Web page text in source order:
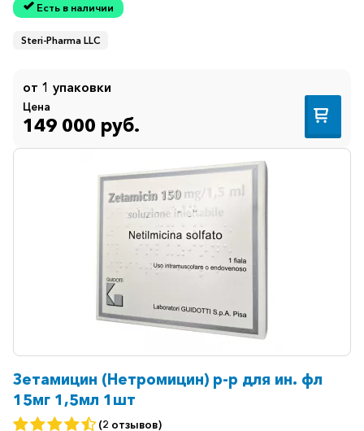
Есть в наличии
Steri-Pharma LLC
от 1 упаковки
Цена
149 000 руб.
Зетамицин (Нетромицин) р-р для ин. фл
15мг 1,5мл 1шт
(2 отзывов)